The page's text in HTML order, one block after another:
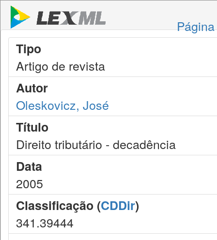
Tipo
Artigo de revista
Autor
Oleskovicz, José
Título
Direito tributário - decadência
Data
2005
Classificação (CDDir)
341.39444